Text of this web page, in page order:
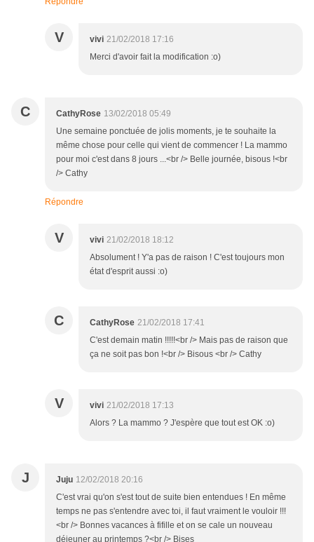
V vivi 21/02/2018 17:16
Merci d'avoir fait la modification :o)
C CathyRose 13/02/2018 05:49
Une semaine ponctuée de jolis moments, je te souhaite la
même chose pour celle qui vient de commencer ! La mammo
pour moi c'est dans 8 jours ...<br /> Belle journée, bisous !<br
/> Cathy
Répondre
V vivi 21/02/2018 18:12
Absolument ! Y'a pas de raison ! C'est toujours mon
état d'esprit aussi :o)
C CathyRose 21/02/2018 17:41
C'est demain matin !!!!!<br /> Mais pas de raison que
ça ne soit pas bon !<br /> Bisous <br /> Cathy
V vivi 21/02/2018 17:13
Alors ? La mammo ? J'espère que tout est OK :o)
J Juju 12/02/2018 20:16
C'est vrai qu'on s'est tout de suite bien entendues ! En même
temps ne pas s'entendre avec toi, il faut vraiment le vouloir !!!
<br /> Bonnes vacances à fifille et on se cale un nouveau
déjeuner au printemps ?<br /> Bises